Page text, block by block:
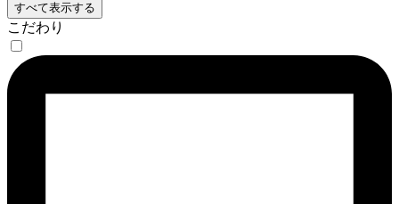
すべて表示する
こだわり